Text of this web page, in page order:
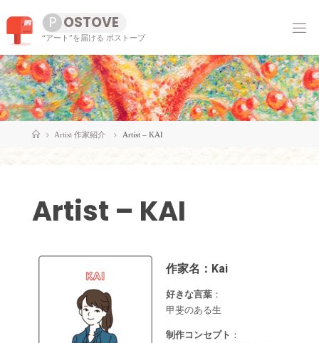
ン
ン
ツ
へ
ス
キ
P OSTOVE
“アート”を届ける ポストーブ
ホ
Artist 作家紹介 Artist – KAI
Artist – KAI
作家名：Kai
好きな言葉 ：
甲斐のある生
制作コンセプト ：